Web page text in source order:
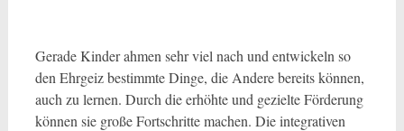
Gerade Kinder ahmen sehr viel nach und entwickeln so
den Ehrgeiz bestimmte Dinge, die Andere bereits können,
auch zu lernen. Durch die erhöhte und gezielte Förderung
können sie große Fortschritte machen. Die integrativen